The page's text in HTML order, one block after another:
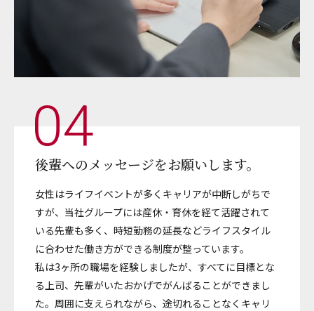
04
後輩へのメッセージをお願いします。
女性はライフイベントが多くキャリアが中断しがちで
すが、当社グループには産休・育休を経て活躍されて
いる先輩も多く、時短勤務の延長などライフスタイル
に合わせた働き方ができる制度が整っています。
私は3ヶ所の職場を経験しましたが、すべてに目標とな
る上司、先輩がいたおかげでがんばることができまし
た。周囲に支えられながら、途切れることなくキャリ